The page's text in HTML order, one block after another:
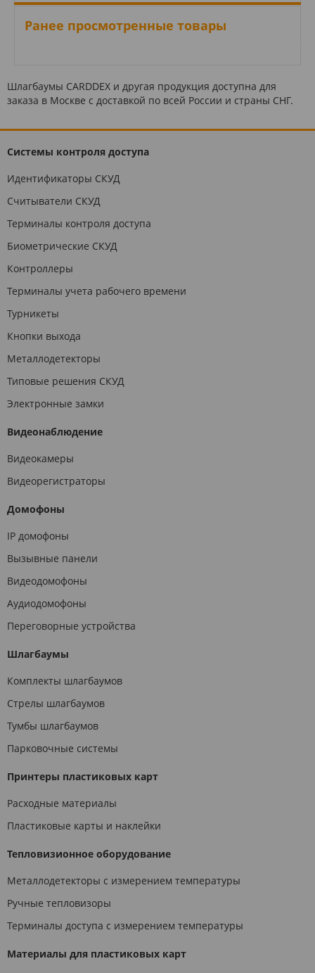
Ранее просмотренные товары
Шлагбаумы CARDDEX и другая продукция доступна для
заказа в Москве с доставкой по всей России и страны СНГ.
Системы контроля доступа
Идентификаторы СКУД
Считыватели СКУД
Терминалы контроля доступа
Биометрические СКУД
Контроллеры
Терминалы учета рабочего времени
Турникеты
Кнопки выхода
Металлодетекторы
Типовые решения СКУД
Электронные замки
Видеонаблюдение
Видеокамеры
Видеорегистраторы
Домофоны
IP домофоны
Вызывные панели
Видеодомофоны
Аудиодомофоны
Переговорные устройства
Шлагбаумы
Комплекты шлагбаумов
Стрелы шлагбаумов
Тумбы шлагбаумов
Парковочные системы
Принтеры пластиковых карт
Расходные материалы
Пластиковые карты и наклейки
Тепловизионное оборудование
Металлодетекторы с измерением температуры
Ручные тепловизоры
Терминалы доступа с измерением температуры
Материалы для пластиковых карт